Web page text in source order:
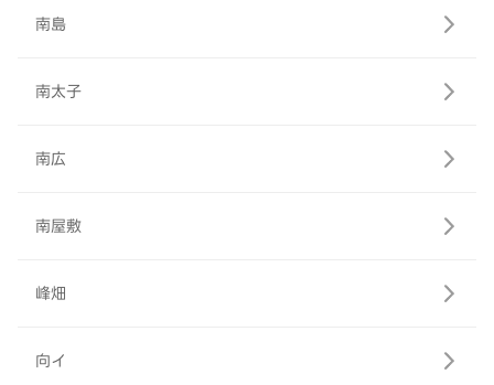
南島
南太子
南広
南屋敷
峰畑
向イ